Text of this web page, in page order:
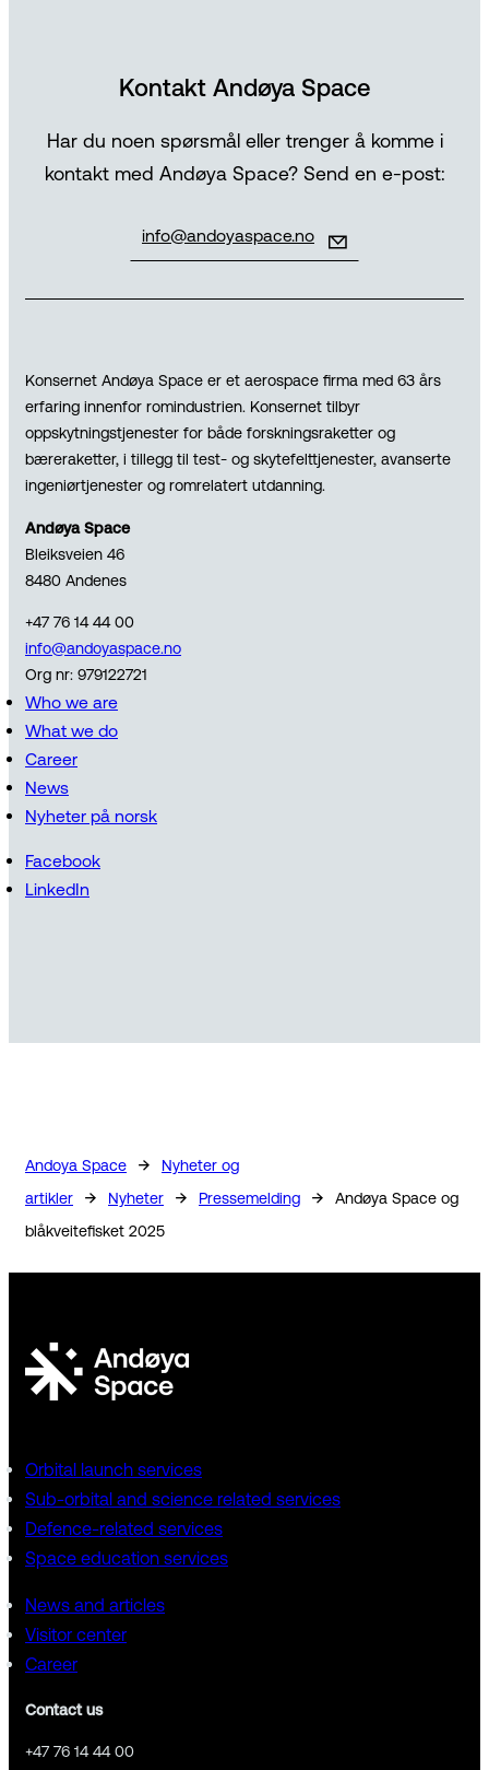
Kontakt Andøya Space
Har du noen spørsmål eller trenger å komme i
kontakt med Andøya Space? Send en e-post:
info@andoyaspace.no
Konsernet Andøya Space er et aerospace firma med 63 års
erfaring innenfor romindustrien. Konsernet tilbyr
oppskytningstjenester for både forskningsraketter og
bæreraketter, i tillegg til test- og skytefelttjenester, avanserte
ingeniørtjenester og romrelatert utdanning.
Andøya Space
Bleiksveien 46
8480 Andenes
+47 76 14 44 00
info@andoyaspace.no
Org nr: 979122721
Who we are
What we do
Career
News
Nyheter på norsk
Facebook
LinkedIn
Andoya Space →
Nyheter og
artikler
→ Nyheter → Pressemelding →
Andøya Space og
blåkveitefisket 2025
Orbital launch services
Sub-orbital and science related services
Defence-related services
Space education services
News and articles
Visitor center
Career
Contact us
+47 76 14 44 00